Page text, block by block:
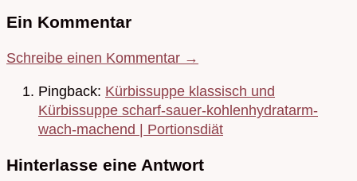
Ein Kommentar
Schreibe einen Kommentar →
Pingback: Kürbissuppe klassisch und
Kürbissuppe scharf-sauer-kohlenhydratarm-
wach-machend | Portionsdiät
Hinterlasse eine Antwort